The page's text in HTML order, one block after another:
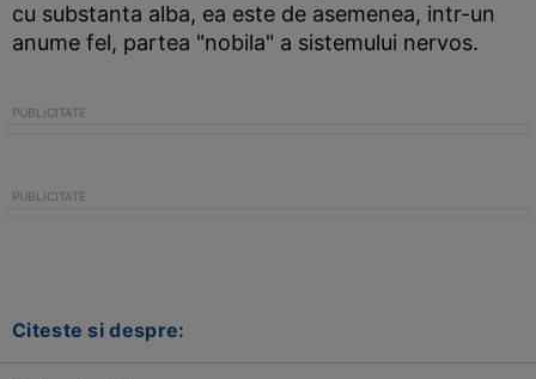
cu substanta alba, ea este de asemenea, intr-un
anume fel, partea "nobila" a sistemului nervos.
Citeste si despre: